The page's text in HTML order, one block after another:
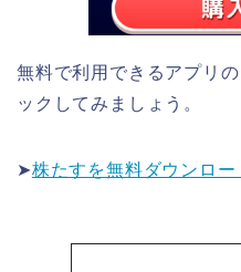
無料で利用できるアプリ
ックしてみましょう。
➤株たすを無料ダウンロー